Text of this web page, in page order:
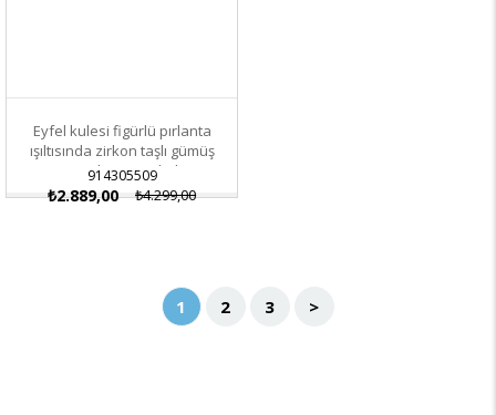
Eyfel kulesi figürlü pırlanta
ışıltısında zirkon taşlı gümüş
minimal tasarım kolye
914305509
₺2.889,00 ₺4.299,00
1 2 3 >